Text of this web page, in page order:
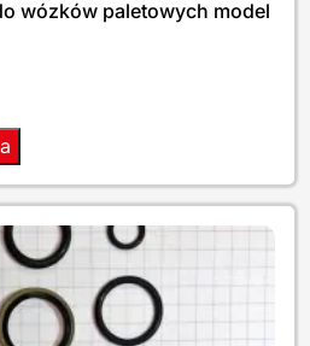
wózków paletowych model